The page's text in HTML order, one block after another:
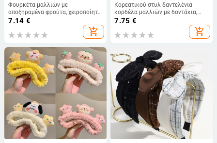
Φουρκέτα μαλλιών με
αποξηραμένα φρούτα, χειροποίητη,
διακριτικός σχεδιασμός, κομψό
ρετρό αξεσουάρ μαλλιών με
βότανα για γυναίκες
7.14 €
add_shopping_cart
Κορεατικού στυλ δαντελένια
κορδέλα μαλλιών με δοντάκια,
αντιολισθητική, φαρδιά
7.75 €
add_shopping_cart